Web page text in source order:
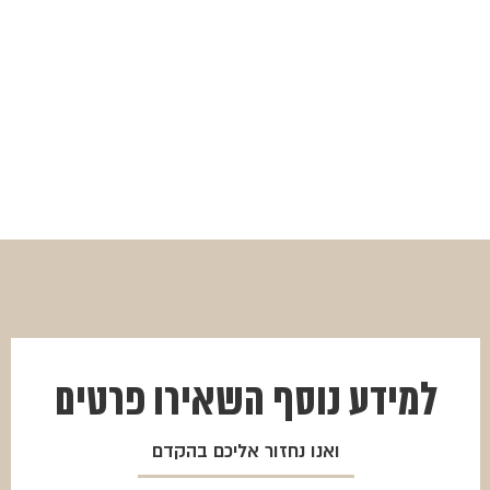
למידע נוסף השאירו פרטים
ואנו נחזור אליכם בהקדם